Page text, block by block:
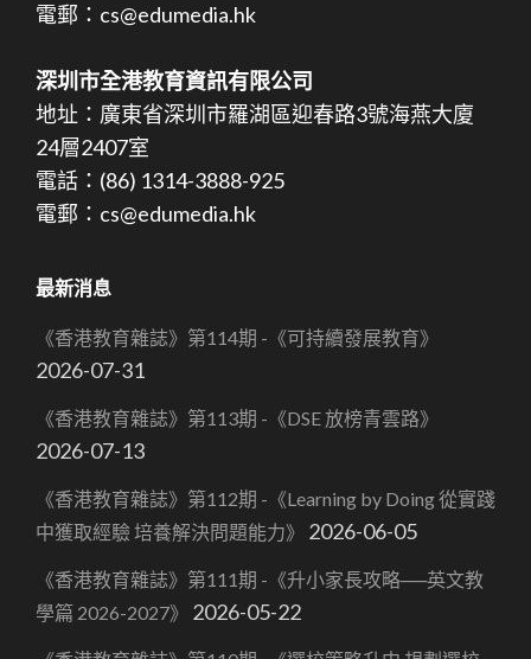
電郵：cs@edumedia.hk
深圳市全港教育資訊有限公司
地址：廣東省深圳市羅湖區迎春路3號海燕大廈
24層2407室
電話：(86) 1314-3888-925
電郵：cs@edumedia.hk
最新消息
《香港教育雜誌》第114期 -《可持續發展教育》
2026-07-31
《香港教育雜誌》第113期 -《DSE 放榜青雲路》
2026-07-13
《香港教育雜誌》第112期 -《Learning by Doing 從實踐
中獲取經驗 培養解決問題能力》
2026-06-05
《香港教育雜誌》第111期 -《升小家長攻略──英文教
學篇 2026-2027》
2026-05-22